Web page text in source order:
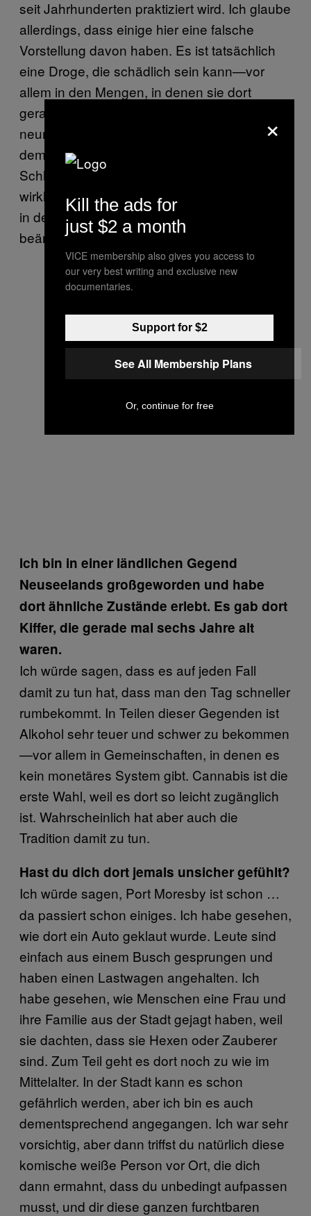
seit Jahrhunderten praktiziert wird. Ich glaube
allerdings, dass einige hier eine falsche
Vorstellung davon haben. Es ist tatsächlich
eine Droge, die schädlich sein kann—vor
allem in den Mengen, in denen sie dort
geraucht wird. Es gab dort acht—oder
neunjährige Kinder, die von morgens nach
dem Aufstehen bis abends zum
Schlafengehen geraucht haben. Sie rauchen
wirklich den ganzen Tag lang Marihuana und
in der Hinsicht ist das schon ziemlich
beängstigend.
Ich bin in einer ländlichen Gegend
Neuseelands großgeworden und habe
dort ähnliche Zustände erlebt. Es gab dort
Kiffer, die gerade mal sechs Jahre alt
waren.
Ich würde sagen, dass es auf jeden Fall
damit zu tun hat, dass man den Tag schneller
rumbekommt. In Teilen dieser Gegenden ist
Alkohol sehr teuer und schwer zu bekommen
—vor allem in Gemeinschaften, in denen es
kein monetäres System gibt. Cannabis ist die
erste Wahl, weil es dort so leicht zugänglich
ist. Wahrscheinlich hat aber auch die
Tradition damit zu tun.
Hast du dich dort jemals unsicher gefühlt?
Ich würde sagen, Port Moresby ist schon …
da passiert schon einiges. Ich habe gesehen,
wie dort ein Auto geklaut wurde. Leute sind
einfach aus einem Busch gesprungen und
haben einen Lastwagen angehalten. Ich
habe gesehen, wie Menschen eine Frau und
ihre Familie aus der Stadt gejagt haben, weil
sie dachten, dass sie Hexen oder Zauberer
sind. Zum Teil geht es dort noch zu wie im
Mittelalter. In der Stadt kann es schon
gefährlich werden, aber ich bin es auch
dementsprechend angegangen. Ich war sehr
vorsichtig, aber dann triffst du natürlich diese
komische weiße Person vor Ort, die dich
dann ermahnt, dass du unbedingt aufpassen
musst, und dir diese ganzen furchtbaren
×
Kill the ads for
just $2 a month
VICE membership also gives you access to
our very best writing and exclusive new
documentaries.
Support for $2
See All Membership Plans
Or, continue for free